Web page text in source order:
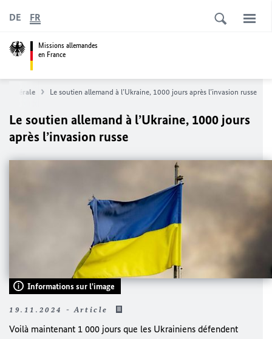
Missions allemandes
en France
DE FR
fédérale Le soutien allemand à l’Ukraine, 1000 jours après l’invasion russe
Le soutien allemand à l’Ukraine, 1000 jours
après l’invasion russe
Informations sur l'image
19.11.2024 - Article
Voilà maintenant 1 000 jours que les Ukrainiens défendent